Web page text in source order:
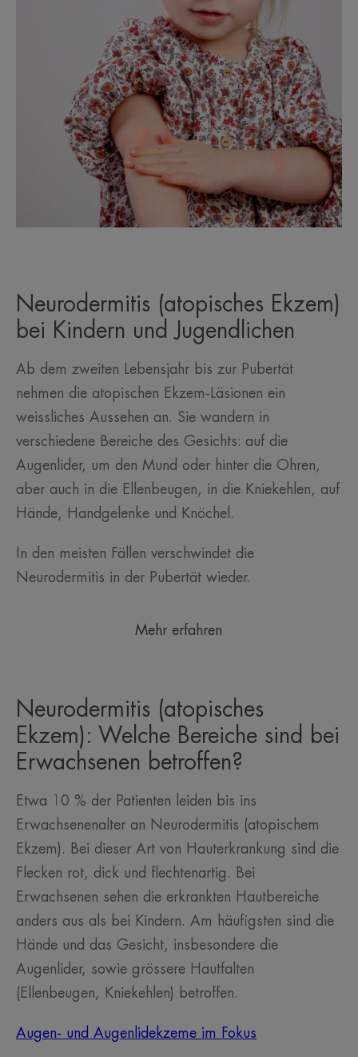
Neurodermitis (atopisches Ekzem)
bei Kindern und Jugendlichen
Ab dem zweiten Lebensjahr bis zur Pubertät
nehmen die atopischen Ekzem-Läsionen ein
weissliches Aussehen an. Sie wandern in
verschiedene Bereiche des Gesichts: auf die
Augenlider, um den Mund oder hinter die Ohren,
aber auch in die Ellenbeugen, in die Kniekehlen, auf
Hände, Handgelenke und Knöchel.
In den meisten Fällen verschwindet die
Neurodermitis in der Pubertät wieder.
Mehr erfahren
Neurodermitis (atopisches
Ekzem): Welche Bereiche sind bei
Erwachsenen betroffen?
Etwa 10 % der Patienten leiden bis ins
Erwachsenenalter an Neurodermitis (atopischem
Ekzem). Bei dieser Art von Hauterkrankung sind die
Flecken rot, dick und flechtenartig. Bei
Erwachsenen sehen die erkrankten Hautbereiche
anders aus als bei Kindern. Am häufigsten sind die
Hände und das Gesicht, insbesondere die
Augenlider, sowie grössere Hautfalten
(Ellenbeugen, Kniekehlen) betroffen.
Augen- und Augenlidekzeme im Fokus